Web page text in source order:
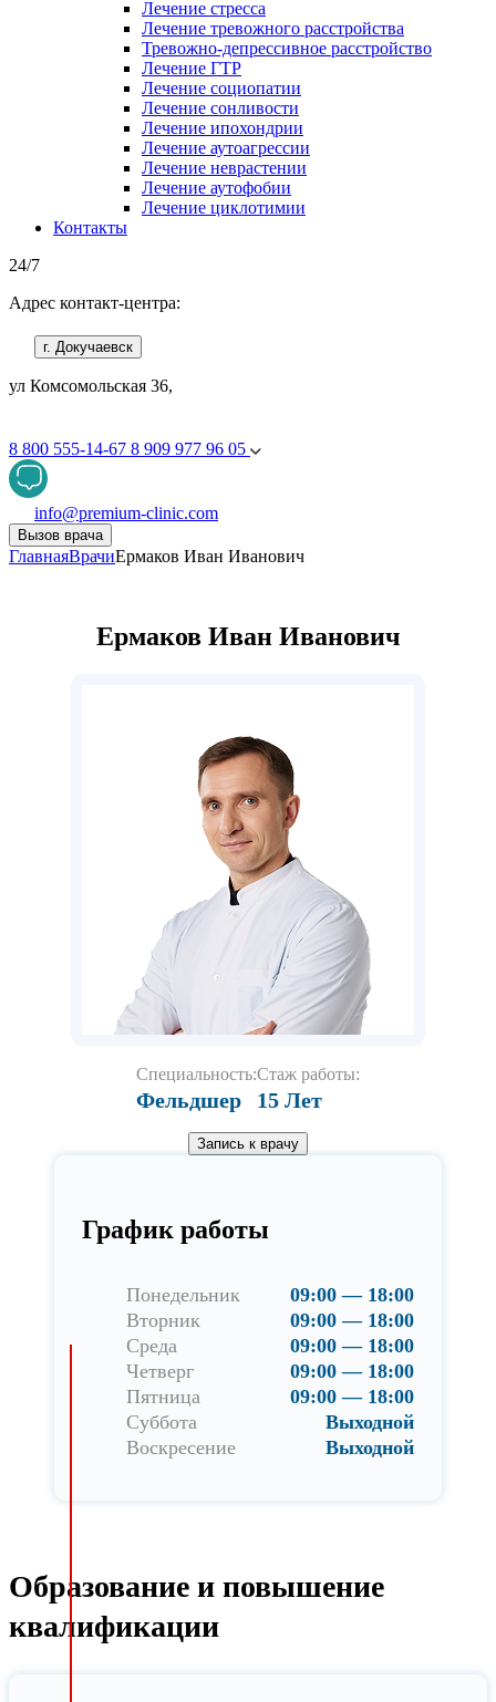
Лечение стресса
Лечение тревожного расстройства
Тревожно-депрессивное расстройство
Лечение ГТР
Лечение социопатии
Лечение сонливости
Лечение ипохондрии
Лечение аутоагрессии
Лечение неврастении
Лечение аутофобии
Лечение циклотимии
Контакты
24/7
Адрес контакт-центра:
г. Докучаевск
ул Комсомольская 36,
8 800 555-14-67 8 909 977 96 05
info@premium-clinic.com
Вызов врача
ГлавнаяВрачиЕрмаков Иван Иванович
Ермаков Иван Иванович
Специальность:
Фельдшер
Стаж работы:
15 Лет
Запись к врачу
График работы
Понедельник
09:00 — 18:00
Вторник
09:00 — 18:00
Среда
09:00 — 18:00
Четверг
09:00 — 18:00
Пятница
09:00 — 18:00
Суббота
Выходной
Воскресение
Выходной
Образование и повышение
квалификации